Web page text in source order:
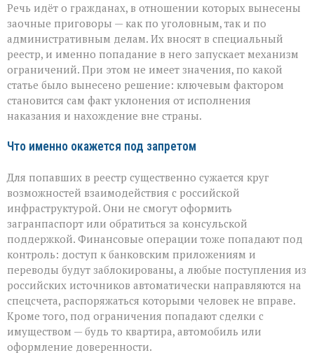
Речь идёт о гражданах, в отношении которых вынесены
заочные приговоры — как по уголовным, так и по
административным делам. Их вносят в специальный
реестр, и именно попадание в него запускает механизм
ограничений. При этом не имеет значения, по какой
статье было вынесено решение: ключевым фактором
становится сам факт уклонения от исполнения
наказания и нахождение вне страны.
Что именно окажется под запретом
Для попавших в реестр существенно сужается круг
возможностей взаимодействия с российской
инфраструктурой. Они не смогут оформить
загранпаспорт или обратиться за консульской
поддержкой. Финансовые операции тоже попадают под
контроль: доступ к банковским приложениям и
переводы будут заблокированы, а любые поступления из
российских источников автоматически направляются на
спецсчета, распоряжаться которыми человек не вправе.
Кроме того, под ограничения попадают сделки с
имуществом — будь то квартира, автомобиль или
оформление доверенности.